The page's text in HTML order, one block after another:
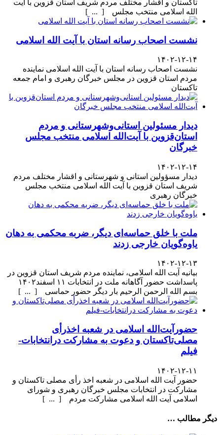
تاکستان و اقشار مختلف مردم شریف استان قزوین با آیت
الله اسلامی منتخب مجلس [ ... ]
نشست اصحاب رسانه استان با آیت الله اسلامی
۱۴۰۲-۱۲-۱۴
نشست اصحاب رسانه استان با آیت الله اسلامی نماینده
مردم استان قزوین در مجلس خبرگان رهبری و امام جمعه
تاکستان
دیدار مسئولین استانی‌وشهرستانی و مردم‌
استان‌قزوین با آیت‌الله‌ اسلامی منتخب مجلس‌
خبرگان
۱۴۰۲-۱۲-۱۴
دیدار مسؤولین استانی و شهرستانی و اقشار مختلف مردم
شریف استان قزوین با آیت الله اسلامی منتخب مجلس
خبرگان رهبری
ملت با خلق حماسه‌ای دیگر، ضربه محکمی به دهان
یاوه‌گویان خارجی زدند
۱۴۰۲-۱۲-۱۳
بیانیه آیت الله اسلامی، نماینده مردم شریف استان قزوین در
پاسداشت حضور آگاهانه ملت در انتخابات ۱۱ اسفند۱۴۰۲
بسم الله الرحمن الرحیم بار دیگر حضور حماسی [ ... ]
حضورآیت‌الله اسلامی در شعبه اخذرأی
مصلی‌تاکستان و دعوت به مشارکت درانتخابات-
فیلم
۱۴۰۲-۱۲-۱۱
حضور آیت الله اسلامی در شعبه اخذ رأی مصلی تاکستان و
مشارکت در انتخابات مجلس خبرگان رهبری و شورای
اسلامی آیت الله اسلامی مشارکت مردم [ ... ]
دیگر مطالب …